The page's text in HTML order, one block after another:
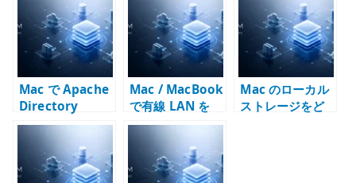
Apple Silicon、
Java、LDAP /
LDAPS
Mac で Apache
Directory
Studio を x64
Java で起動する
方法 – Apple
Silicon の回避策
Mac / MacBook
で有線 LAN を
Wi-Fi より優先す
る方法 – サービ
ス順序と route
で確認する
Mac のローカル
ストレージをど